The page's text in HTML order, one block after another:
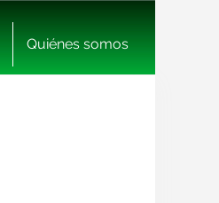
Quiénes somos